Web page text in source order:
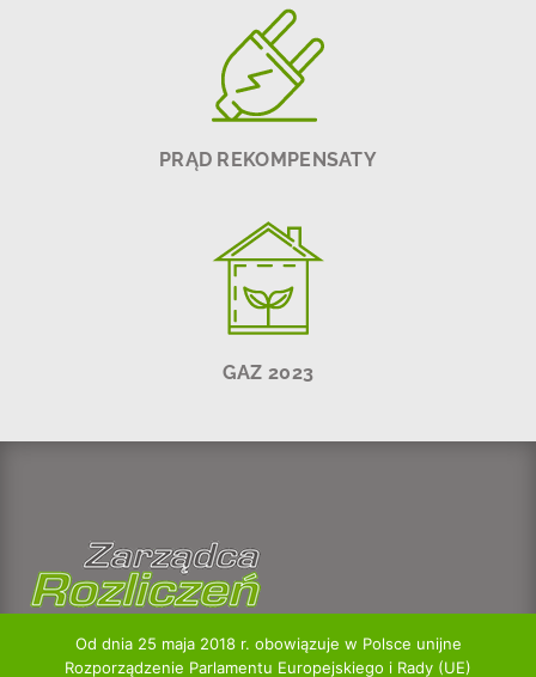
PRĄD REKOMPENSATY
GAZ 2023
w godzinach 8:00 – 16:00
Od dnia 25 maja 2018 r. obowiązuje w Polsce unijne
Rozporządzenie Parlamentu Europejskiego i Rady (UE)